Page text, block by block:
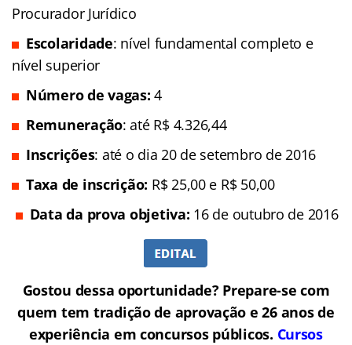
Procurador Jurídico
Escolaridade: nível fundamental completo e
nível superior
Número de vagas:4
Remuneração: até R$ 4.326,44
Inscrições: até o dia 20 de setembro de 2016
Taxa de inscrição: R$ 25,00 e R$ 50,00
Data da prova objetiva: 16 de outubro de 2016
Gostou dessa oportunidade? Prepare-se com
quem tem tradição de aprovação e 26 anos de
experiência em concursos públicos. Cursos